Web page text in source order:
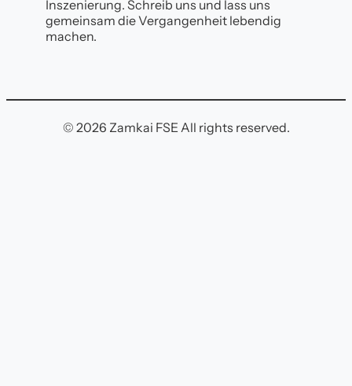
Inszenierung. Schreib uns und lass uns
gemeinsam die Vergangenheit lebendig
machen.
© 2026 Zamkai FSE All rights reserved.